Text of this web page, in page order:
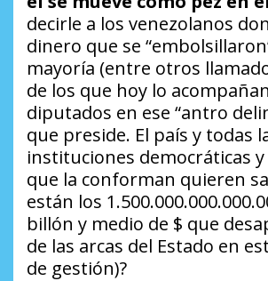
decirle a los venezolanos
dinero que se
mayoría (entre otros
de los que hoy lo
diputados en ese “antro
que preside. El país y todas
instituciones democráticas
que la conforman quieren
están los
billón y medio de $ que
de las arcas del Estado en
de gestión)?